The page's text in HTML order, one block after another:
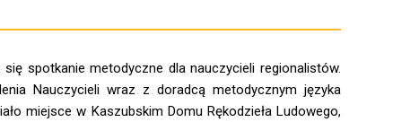
spotkanie metodyczne dla nauczycieli regionalistów.
Nauczycieli wraz z doradcą metodycznym języka
miejsce w Kaszubskim Domu Rękodzieła Ludowego,